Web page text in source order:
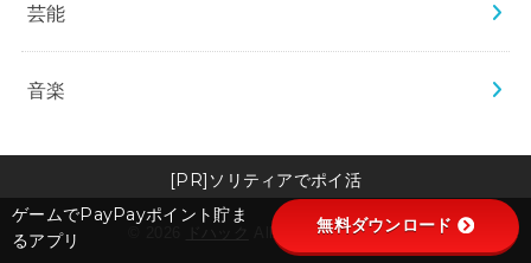
芸能
音楽
All Rights Reserved.
[PR]ソリティアでポイ活
ゲームでPayPayポイント貯ま
るアプリ
無料ダウンロード